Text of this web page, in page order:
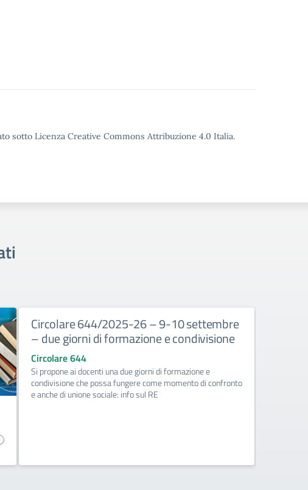
sotto Licenza Creative Commons Attribuzione 4.0 Italia.
Circolare 644/2025-26 – 9-10 settembre
– due giorni di formazione e condivisione
Circolare 644
Si propone ai docenti una due giorni di formazione e
condivisione che possa fungere come momento di confronto
e anche di unione sociale: info sul RE